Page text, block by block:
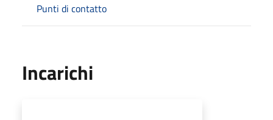
Punti di contatto
Incarichi